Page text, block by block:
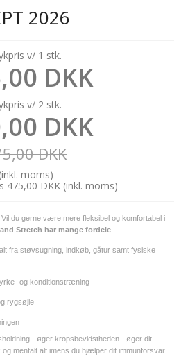
2026
v/ 1 stk.
DKK
v/ 2 stk.
DKK
DKK
(inkl. moms)
475,00 DKK (inkl. moms)
Vil du gerne være mere fleksibel og komfortabel i
Stretch har mange fordele
fra støvsugning, indkøb, gåtur samt fysiske
og konditionstræning
rygsøjle
- øger kropsbevidstheden - øger dit
mentalt alt imens du hjælper dit immunforsvar